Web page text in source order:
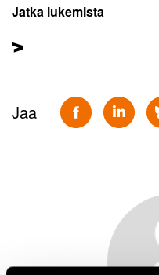
Jatka lukemista
Jaa